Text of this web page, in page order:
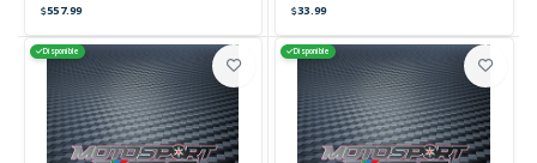
557.99 33.99
Disponible Disponible